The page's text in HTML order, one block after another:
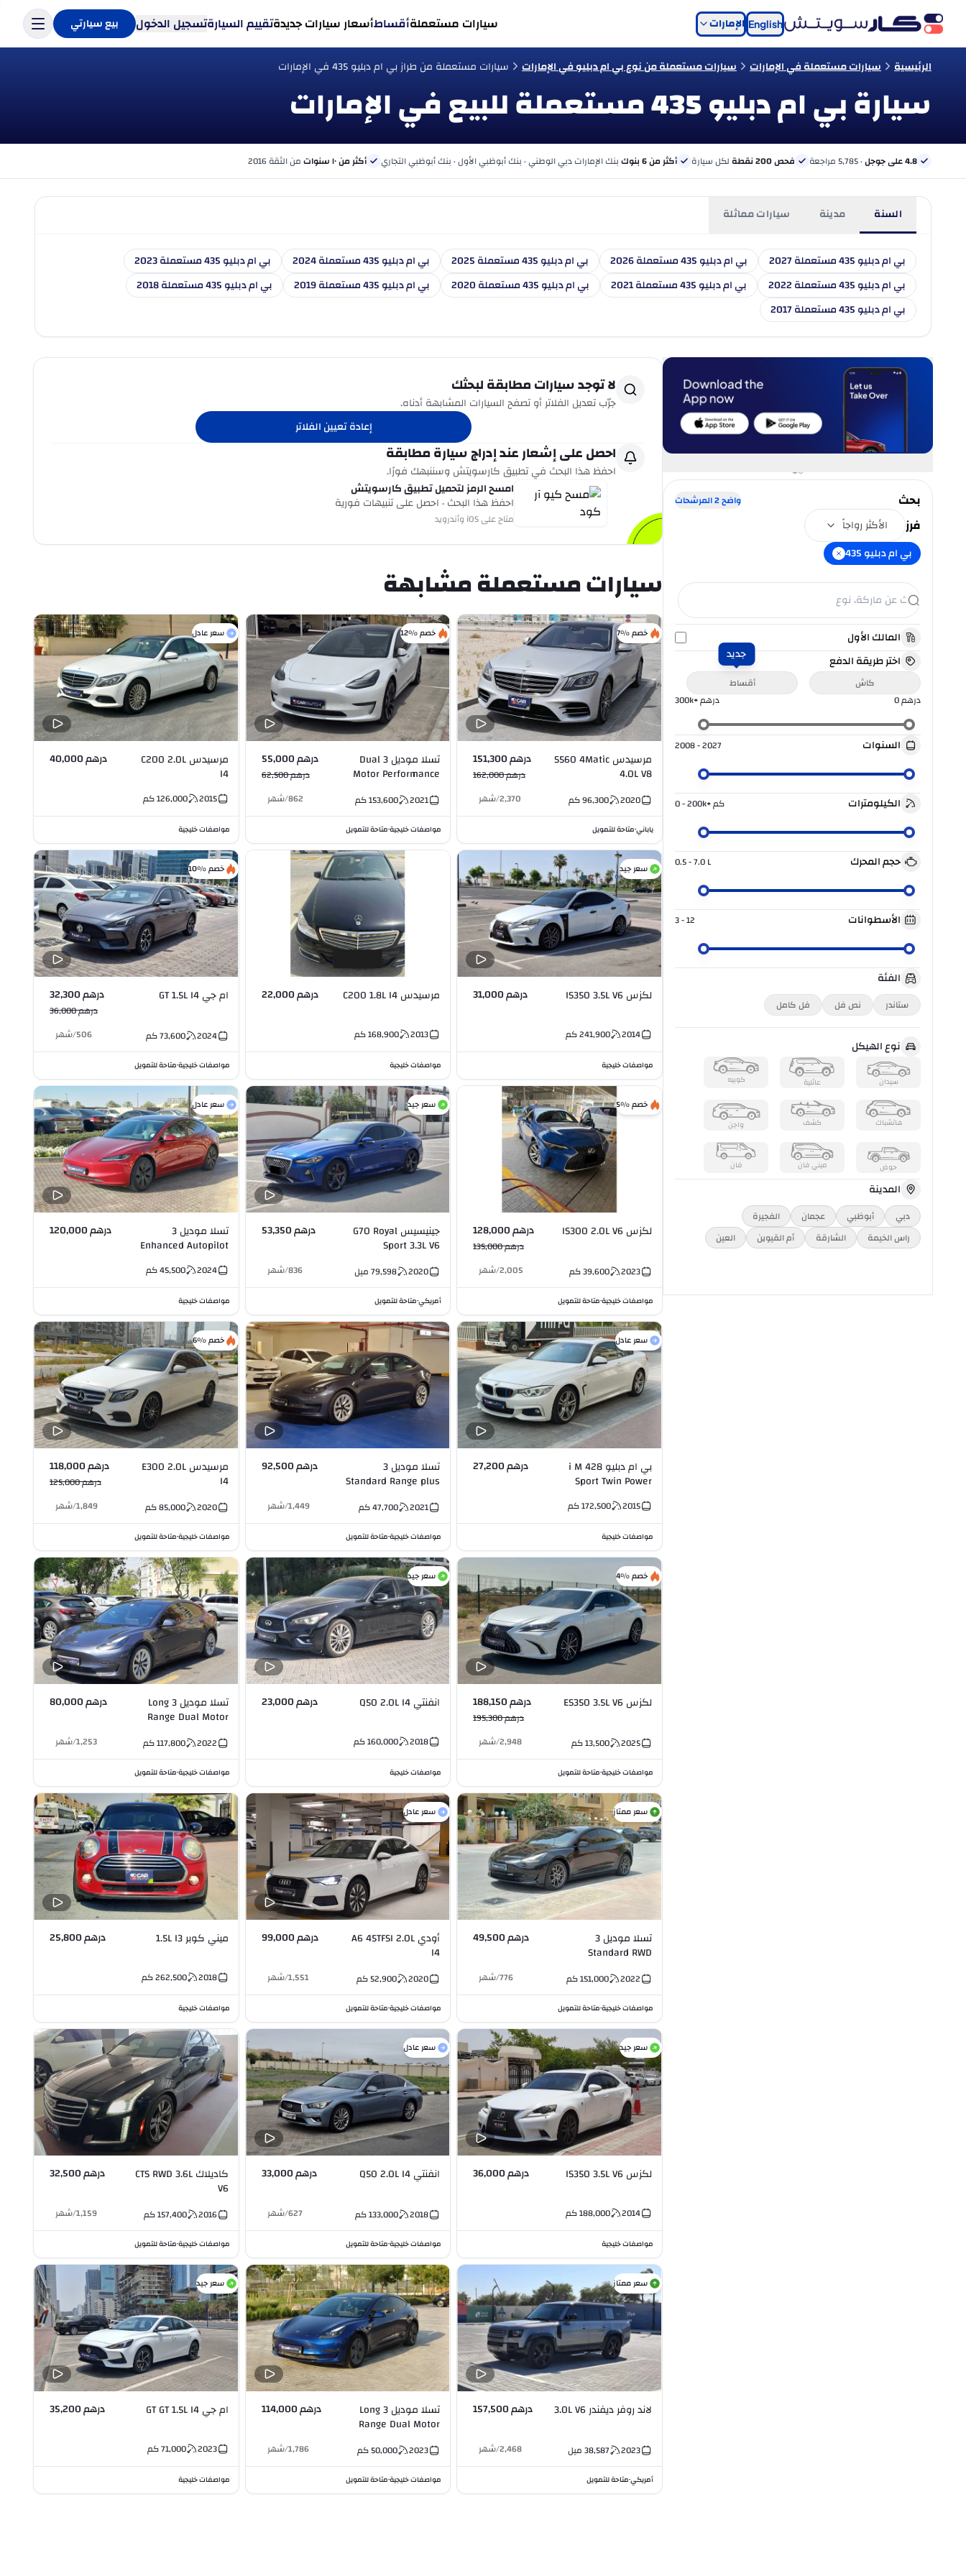
English الإمارات سيارات مستعملةأقساطأسعار سيارات جديدةتقييم السيارةتسجيل الدخول بيع سيارتي
الرئيسية سيارات مستعملة في الإمارات سيارات مستعملة من نوع بي ام دبليو في الإمارات سيارات مستعملة من طراز بي ام دبليو 435 في الإمارات
سيارة بي ام دبليو 435 مستعملة للبيع في الإمارات
4.8 على جوجل · 5,785 مراجعة فحص 200 نقطة لكل سيارة أكثر من 6 بنوك بنك الإمارات دبي الوطني · بنك أبوظبي الأول · بنك أبوظبي التجاري أكثر من ١٠ سنوات من الثقة 2016
السنة مدينة سيارات مماثلة
بي ام دبليو 435 مستعملة 2027 بي ام دبليو 435 مستعملة 2026 بي ام دبليو 435 مستعملة 2025 بي ام دبليو 435 مستعملة 2024
بي ام دبليو 435 مستعملة 2023
بي ام دبليو 435 مستعملة 2022
بي ام دبليو 435 مستعملة 2021 بي ام دبليو 435 مستعملة 2020 بي ام دبليو 435 مستعملة 2019
بي ام دبليو 435 مستعملة 2018
بي ام دبليو 435 مستعملة 2017
بحث واضح2المرشحات
فرز
الأكثر رواجاً
بي ام دبليو 435
المالك الأول
اختر طريقة الدفع
كاش
جديد
أقساط
درهم0 درهم300k+
السنوات 2008 - 2027
الكيلومترات 0 - 200k+كم
حجم المحرك 0.5 - 7.0L
الأسطوانات 3 - 12
الفئة
ستاندر نص فل فل كامل
نوع الهيكل
سيدان عائلية كوبيه
هاتشباك كشف واجن
حوض ميني فان فان
المدينة
دبي أبوظبي عجمان
الفجيرة
راس الخیمة
الشارقة أم القيوين العين
لا توجد سيارات مطابقة لبحثك
جرّب تعديل الفلاتر أو تصفح السيارات المشابهة أدناه.
إعادة تعيين الفلاتر
احصل على إشعار عند إدراج سيارة مطابقة
احفظ هذا البحث في تطبيق كارسويتش وسننبهك فورًا.
امسح الرمز لتحميل تطبيق كارسويتش
احفظ هذا البحث · احصل على تنبيهات فورية
متاح على iOS وأندرويد
سيارات مستعملة مشابهة
خصم %7
مرسيدس S560 4Matic
4.0L V8
درهم 151,300
درهم 162,000
2020
96,300كم 2,370
/شهر
ياباني•متاحة للتمويل
خصم %12
تسلا موديل 3 Dual
Motor Performance
Autosteer
درهم 55,000
درهم 62,500
2021
153,600كم 862
/شهر
مواصفات خليجية•متاحة للتمويل
سعر عادل
مرسيدس C200 2.0L
I4
درهم 40,000
2015
126,000كم
مواصفات خليجية
سعر جيد
لكزس IS350 3.5L V6 درهم 31,000
2014
241,900كم
مواصفات خليجية
مرسيدس C200 1.8L I4 درهم 22,000
2013
168,900كم
مواصفات خليجية
خصم %10
ام جي GT 1.5L I4 درهم 32,300
درهم 36,000
2024
73,600كم 506
/شهر
مواصفات خليجية•متاحة للتمويل
خصم %5
لكزس IS300 2.0L V6 درهم 128,000
درهم 135,000
2023
39,600كم 2,005
/شهر
مواصفات خليجية•متاحة للتمويل
سعر جيد
جينيسيس G70 Royal
Sport 3.3L V6
درهم 53,350
2020
79,598ميل 836
/شهر
أمريكي•متاحة للتمويل
سعر عادل
تسلا موديل 3
Enhanced Autopilot
درهم 120,000
2024
45,500كم
مواصفات خليجية
سعر عادل
بي ام دبليو 428 i M
Sport Twin Power
درهم 27,200
2015
172,500كم
مواصفات خليجية
تسلا موديل 3
Standard Range plus
درهم 92,500
2021
47,700كم 1,449
/شهر
مواصفات خليجية•متاحة للتمويل
خصم %6
مرسيدس E300 2.0L
I4
درهم 118,000
درهم 125,000
2020
85,000كم 1,849
/شهر
مواصفات خليجية•متاحة للتمويل
خصم %4
لكزس ES350 3.5L V6 درهم 188,150
درهم 195,300
2025
13,500كم 2,948
/شهر
مواصفات خليجية•متاحة للتمويل
سعر جيد
انفنتي Q50 2.0L I4 درهم 23,000
2018
160,000كم
مواصفات خليجية
تسلا موديل 3 Long
Range Dual Motor
درهم 80,000
2022
117,800كم 1,253
/شهر
مواصفات خليجية•متاحة للتمويل
سعر ممتاز
تسلا موديل 3
Standard RWD
درهم 49,500
2022
151,000كم 776
/شهر
مواصفات خليجية•متاحة للتمويل
سعر عادل
أودي A6 45TFSI 2.0L
I4
درهم 99,000
2020
52,900كم 1,551
/شهر
مواصفات خليجية•متاحة للتمويل
ميني كوبر 1.5L I3 درهم 25,800
2018
262,500كم
مواصفات خليجية
سعر جيد
لكزس IS350 3.5L V6 درهم 36,000
2014
188,000كم
مواصفات خليجية
سعر عادل
انفنتي Q50 2.0L I4 درهم 33,000
2018
133,000كم 627
/شهر
مواصفات خليجية•متاحة للتمويل
كاديلاك CTS RWD 3.6L
V6
درهم 32,500
2016
157,400كم 1,159
/شهر
مواصفات خليجية•متاحة للتمويل
سعر ممتاز
لاند روفر ديفندر 3.0L V6 درهم 157,500
2023
38,587ميل 2,468
/شهر
أمريكي•متاحة للتمويل
تسلا موديل 3 Long
Range Dual Motor
درهم 114,000
2023
50,000كم 1,786
/شهر
مواصفات خليجية•متاحة للتمويل
سعر جيد
ام جي GT GT 1.5L I4 درهم 35,200
2023
71,000كم
مواصفات خليجية